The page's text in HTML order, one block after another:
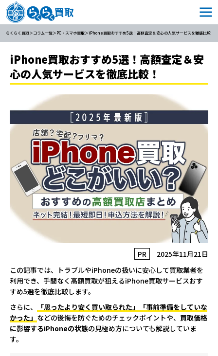
らくらく買取 コラム一覧 PC・スマホ買取 iPhone買取おすすめ5選！高額査定＆安心の人気サービスを徹底比較！
iPhone買取おすすめ5選！高額査定＆安
心の人気サービスを徹底比較！
PR
2025年11月21日
この記事では、トラブルやiPhoneの扱いに安心して買取業者を
利用でき、手間なく高額買取が狙えるiPhone買取サービスおす
すめ5選を徹底比較します。
さらに、
「思ったより安く買い取られた」「事前準備をしていな
かった」 などの後悔を防ぐためのチェックポイントや、 買取価格
に影響するiPhoneの状態の見極め方についても解説していま
す。